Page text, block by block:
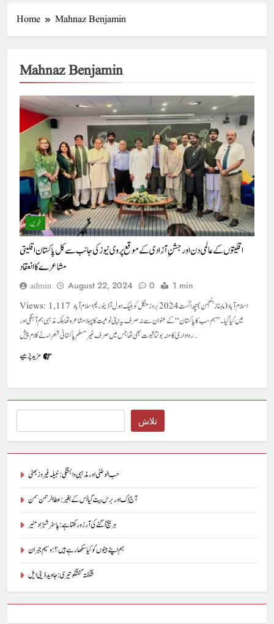
Home Mahnaz Benjamin
Mahnaz Benjamin
خبریں
اقلیتوں کے عالمی دن اور جشنِ آزادی کے موقع پر وی نیوز کی جانب سے کل پاکستان اقلیتی
مشاعرے کا انعقاد
admin August 22, 2024 0 1 min
Views: 1,117 اسلام آباد (ماہناز بنجمن) چھ اگست 2024 بروز منگل کو بلیک ہول آڈیٹوریم اسلام آباد
میں کیا گیا۔”ہم سب کا پاکستان “کے عنوان سےنہ صرف یہ اپنی نوعیت کا پہلا مشاعرہ تھا بلکہ مذہبی ہم آہنگی اور
رواداری کا منہ بولتا ثبوت بھی تھاجس میں صرف غیر مسلم پاکستانی شعراء نے کلام پیش…
مزید پڑھیے
تلاش
حب الوطنی اور مذہبی وابستگی : نبیلہ فیروز بھٹی
آج اِک اور برس بیت گیا اُس کے بغیر : عطاالرحمن سمن
ہر بیج اُگنے کی آرزو رکھتا ہے : پاسٹر شہزاد منیر
ہم اپنے بیٹوں کو کیا سکھا رہے ہیں؟ : وسیم جبران
شگفتہ گفتگو تیری : جاوید ڈینی ایل